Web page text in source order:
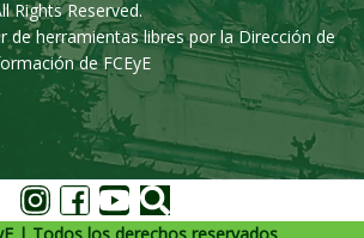
Rights Reserved.
de herramientas libres por la Dirección de
de FCEyE